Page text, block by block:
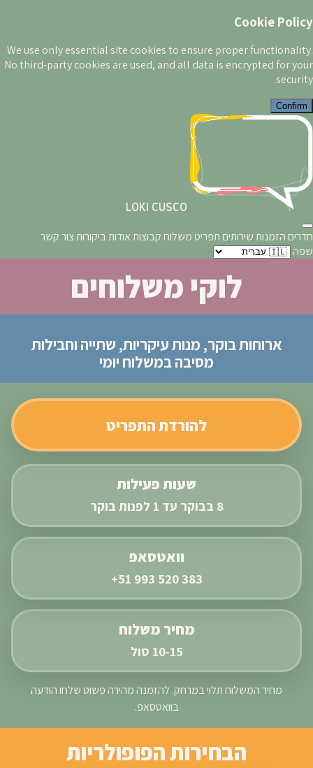
Cookie Policy
We use only essential site cookies to ensure proper functionality.
No third-party cookies are used, and all data is encrypted for your
security.
Confirm
LOKI CUSCO
חדרים הזמנותשירותים תפריטמשלוחקבוצותאודותביקורותצור קשר
שפה
לוקי משלוחים
ארוחות בוקר, מנות עיקריות, שתייה וחבילות
מסיבה במשלוח יומי
להורדת התפריט
שעות פעילות
8 בבוקר עד 1 לפנות בוקר
וואטסאפ
+51 993 520 383
מחיר משלוח
10-15 סול
מחיר המשלוח תלוי במרחק. להזמנה מהירה פשוט שלחו הודעה
בוואטסאפ.
הבחירות הפופולריות